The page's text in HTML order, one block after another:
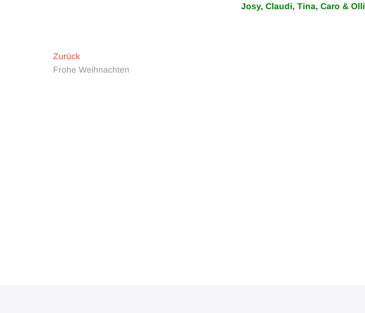
Josy, Claudi, Tina, Caro & Olli
Beitragsnavigation
ZurückVorheriger
Beitrag:
Frohe Weihnachten